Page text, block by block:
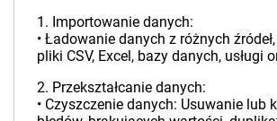
1. Importowanie danych:
• Ładowanie danych z różnych
pliki CSV, Excel, bazy danych, usługi
2. Przekształcanie danych:
• Czyszczenie danych: Usuwanie lub